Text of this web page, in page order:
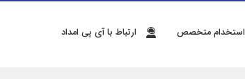
استخدام متخصص ارتباط با آی پی امداد